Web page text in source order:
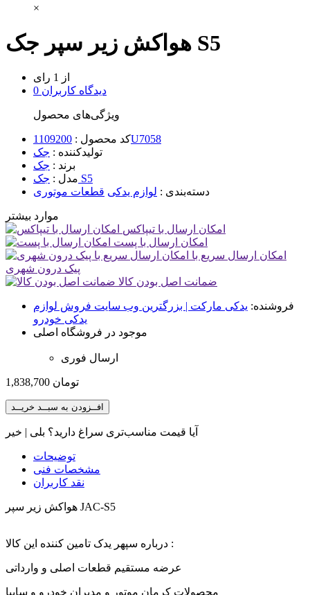
×
هواکش زیر سپر جک S5
از 1 رای
0 دیدگاه کاربران
ویژگی‌های محصول
کد محصول :1109200U7058
تولیدکننده : جک
برند : جک
مدل : جک S5
دسته‌بندی : لوازم یدکی قطعات موتوری
موارد بیشتر
امکان ارسال با تیپاکس
امکان ارسال با پست
امکان ارسال سریع با
پیک درون شهری
ضمانت اصل بودن کالا
فروشنده: یدکی مارکت | بزرگترین وب سایت فروش لوازم
یدکی خودرو
موجود در فروشگاه اصلی
ارسال فوری
1,838,700 تومان
افــزودن به سبــد خریــد
آیا قیمت مناسب‌تری سراغ دارید؟ بلی | خیر
توضیحات
مشخصات فنی
نقد کاربران
هواكش زير سپر JAC-S5
درباره سپهر یدک تامین کننده این کالا :
عرضه مستقیم قطعات اصلی و وارداتی
محصولات کرمان موتور و مدیران خودرو و سایپا